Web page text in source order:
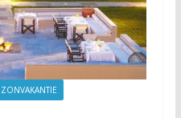
ZONVAKANTIE